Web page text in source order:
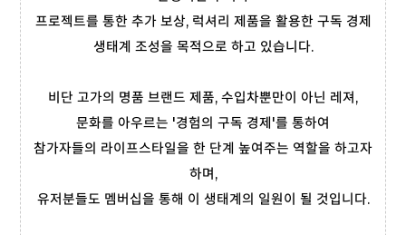
프로젝트를 통한 추가 보상, 럭셔리 제품을 활용한 구독 경제
생태계 조성을 목적으로 하고 있습니다.
비단 고가의 명품 브랜드 제품, 수입차뿐만이 아닌 레져,
문화를 아우르는 '경험의 구독 경제'를 통하여
참가자들의 라이프스타일을 한 단계 높여주는 역할을 하고자
하며,
유저분들도 멤버십을 통해 이 생태계의 일원이 될 것입니다.